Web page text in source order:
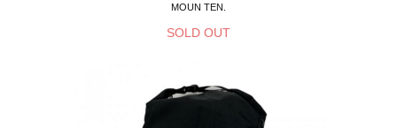
MOUN TEN.
SOLD OUT